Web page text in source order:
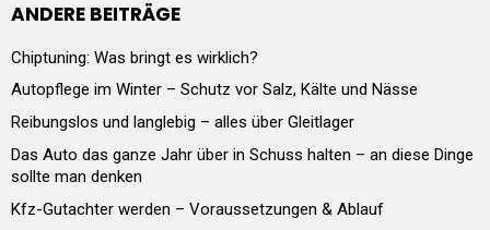
ANDERE BEITRÄGE
Chiptuning: Was bringt es wirklich?
Autopflege im Winter – Schutz vor Salz, Kälte und Nässe
Reibungslos und langlebig – alles über Gleitlager
Das Auto das ganze Jahr über in Schuss halten – an diese Dinge
sollte man denken
Kfz-Gutachter werden – Voraussetzungen & Ablauf